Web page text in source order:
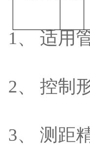
1、 适用
2、 控制
3、 测距